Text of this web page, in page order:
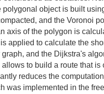
polygonal object is built
and the Voronoi
axis of the polygon is
applied to calculate the
and the Dijkstra's
to build a route that
reduces the
was implemented in the